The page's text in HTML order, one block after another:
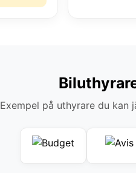
Exempel på uthyrare du kan